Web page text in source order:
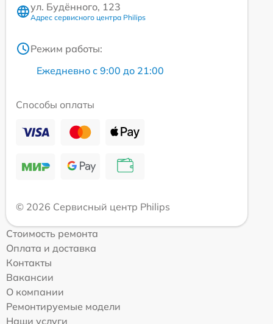
ул. Будённого, 123
Адрес сервисного центра Philips
Режим работы:
Ежедневно с 9:00 до 21:00
Способы оплаты
© 2026 Сервисный центр Philips
Стоимость ремонта
Оплата и доставка
Контакты
Вакансии
О компании
Ремонтируемые модели
Наши услуги